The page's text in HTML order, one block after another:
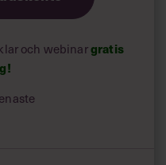
och webinargratis